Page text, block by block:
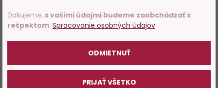
Ďakujeme, s vašimi údajmi budeme zaobchádzať s
rešpektom. Spracovanie osobných údajov
ODMIETNUŤ
PRIJAŤ VŠETKO